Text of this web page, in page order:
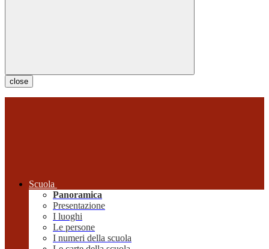
close
Scuola
Panoramica
Presentazione
I luoghi
Le persone
I numeri della scuola